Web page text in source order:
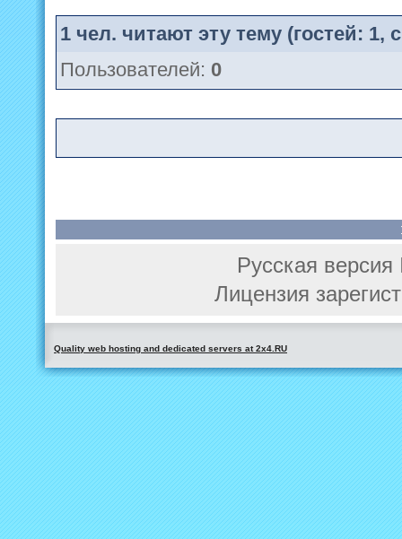
1 чел. читают эту тему (гостей: 1,
Пользователей: 0
Русская
Лицензия
Quality web hosting and dedicated servers at 2x4.RU